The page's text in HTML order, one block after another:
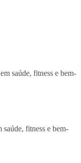
fitness e bem-